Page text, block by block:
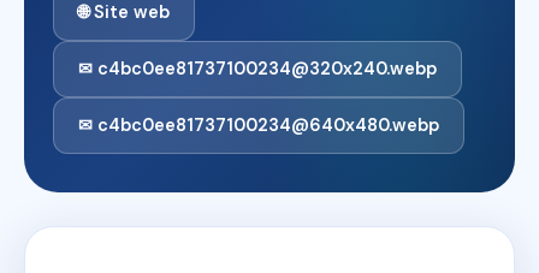
🌐 Site web
✉ c4bc0ee81737100234@320x240.webp
✉ c4bc0ee81737100234@640x480.webp